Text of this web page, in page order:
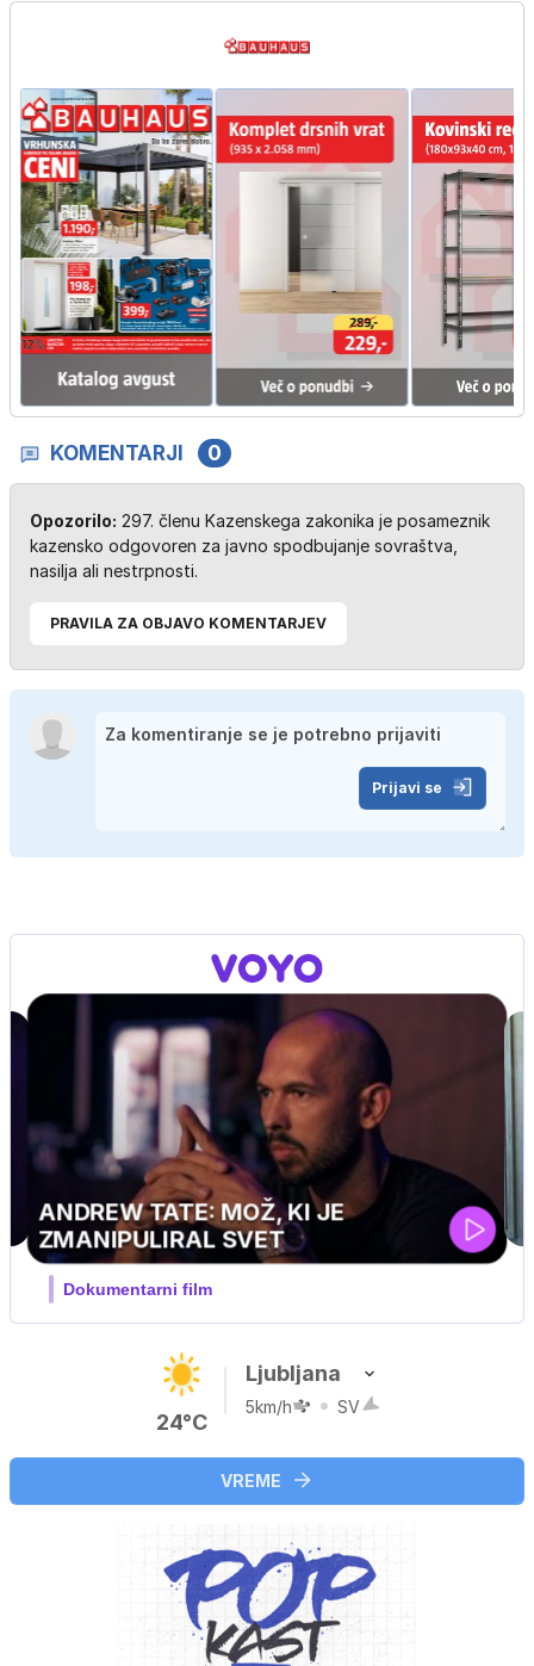
KOMENTARJI 0
Opozorilo: 297. členu Kazenskega zakonika je posameznik
kazensko odgovoren za javno spodbujanje sovraštva,
nasilja ali nestrpnosti.
PRAVILA ZA OBJAVO KOMENTARJEV
Prijavi se
24°C
Ljubljana
5km/h SV
VREME